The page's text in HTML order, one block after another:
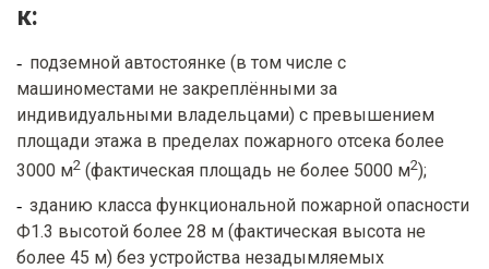
к:
подземной автостоянке (в том числе с
машиноместами не закреплёнными за
индивидуальными владельцами) с превышением
площади этажа в пределах пожарного отсека более
3000 м2 (фактическая площадь не более 5000 м2);
зданию класса функциональной пожарной опасности
Ф1.3 высотой более 28 м (фактическая высота не
более 45 м) без устройства незадымляемых